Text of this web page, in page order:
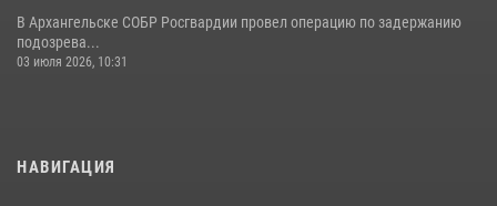
В Архангельске СОБР Росгвардии провел операцию по задержанию
подозрева...
03 июля 2026, 10:31
НАВИГАЦИЯ